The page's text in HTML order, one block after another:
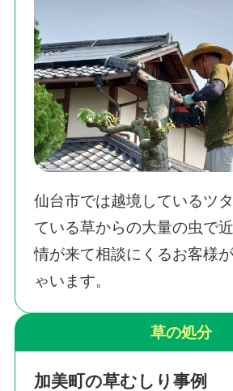
仙台市では越境しているツ
ている草からの大量の虫で
情が来て相談にくるお客様
ゃいます。
草の処分
加美町の草むしり事例